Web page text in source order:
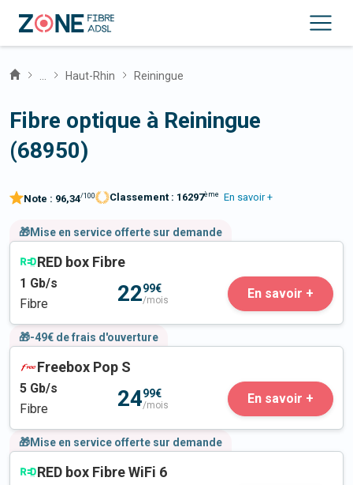
Haut-Rhin Reiningue
Fibre optique à Reiningue
(68950)
Note : 96,34/100 Classement : 16297ème En savoir +
🎁Mise en service offerte sur demande
RED box Fibre
1 Gb/s
Fibre
2299€
/mois En savoir +
🎁-49€ de frais d'ouverture
Freebox Pop S
5 Gb/s
Fibre
2499€
/mois En savoir +
🎁Mise en service offerte sur demande
RED box Fibre WiFi 6